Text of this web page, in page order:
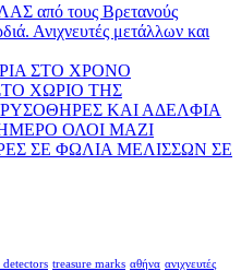
από τους Βρετανούς
Ανιχνευτές μετάλλων και
ΣΤΟ ΧΡΟΝΟ
ΧΩΡΙΟ ΤΗΣ
ΚΑΙ ΑΔΕΛΦΙΑ
ΟΛΟΙ ΜΑΖΙ
ΣΕ ΦΩΛΙΑ ΜΕΛΙΣΣΩΝ ΣΕ
detectors treasure marks αθήνα ανιχνευτές